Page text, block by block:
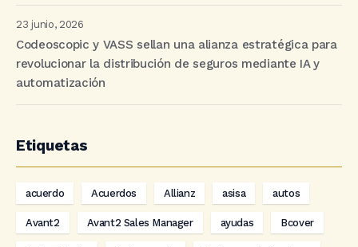
23 junio, 2026
Codeoscopic y VASS sellan una alianza estratégica para
revolucionar la distribución de seguros mediante IA y
automatización
Etiquetas
acuerdo Acuerdos Allianz asisa autos
Avant2 Avant2 Sales Manager ayudas Bcover